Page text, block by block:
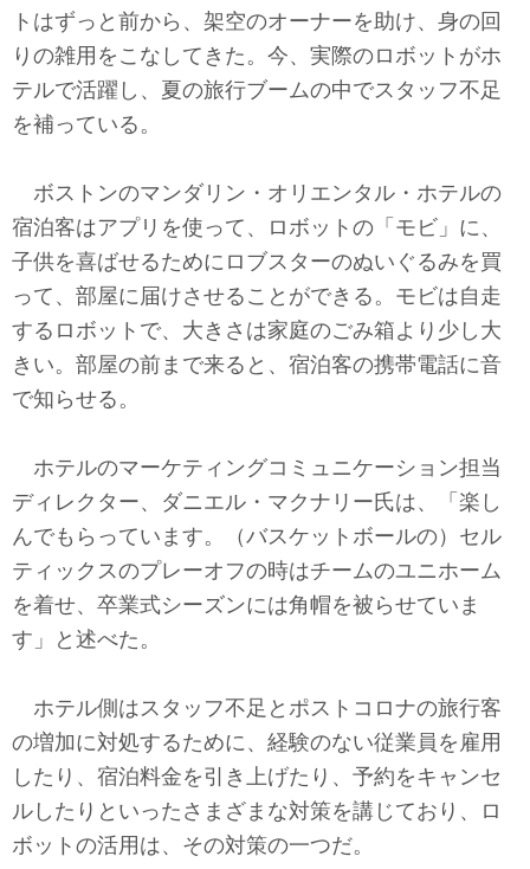
テクノロジー
コメンタリー
ビル・ガーツ
東アジア
東京発
トはずっと前から、架空のオーナーを助け、身の回
りの雑用をこなしてきた。今、実際のロボットがホ
テルで活躍し、夏の旅行ブームの中でスタッフ不足
を補っている。
ボストンのマンダリン・オリエンタル・ホテルの
宿泊客はアプリを使って、ロボットの「モビ」に、
子供を喜ばせるためにロブスターのぬいぐるみを買
って、部屋に届けさせることができる。モビは自走
するロボットで、大きさは家庭のごみ箱より少し大
きい。部屋の前まで来ると、宿泊客の携帯電話に音
で知らせる。
ホテルのマーケティングコミュニケーション担当
ディレクター、ダニエル・マクナリー氏は、「楽し
んでもらっています。（バスケットボールの）セル
ティックスのプレーオフの時はチームのユニホーム
を着せ、卒業式シーズンには角帽を被らせていま
す」と述べた。
ホテル側はスタッフ不足とポストコロナの旅行客
の増加に対処するために、経験のない従業員を雇用
したり、宿泊料金を引き上げたり、予約をキャンセ
ルしたりといったさまざまな対策を講じており、ロ
ボットの活用は、その対策の一つだ。